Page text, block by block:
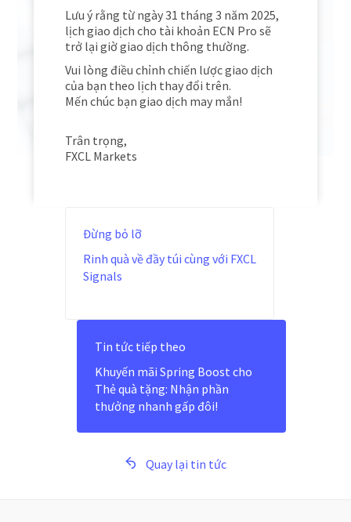
Lưu ý rằng từ ngày 31 tháng 3 năm 2025,
lịch giao dịch cho tài khoản ECN Pro sẽ
trở lại giờ giao dịch thông thường.
Vui lòng điều chỉnh chiến lược giao dịch
của bạn theo lịch thay đổi trên.
Mến chúc bạn giao dịch may mắn!
Trân trọng,
FXCL Markets
Đừng bỏ lỡ
Rinh quà về đầy túi cùng với FXCL
Signals
Tin tức tiếp theo
Khuyến mãi Spring Boost cho
Thẻ quà tặng: Nhận phần
thưởng nhanh gấp đôi!
Quay lại tin tức